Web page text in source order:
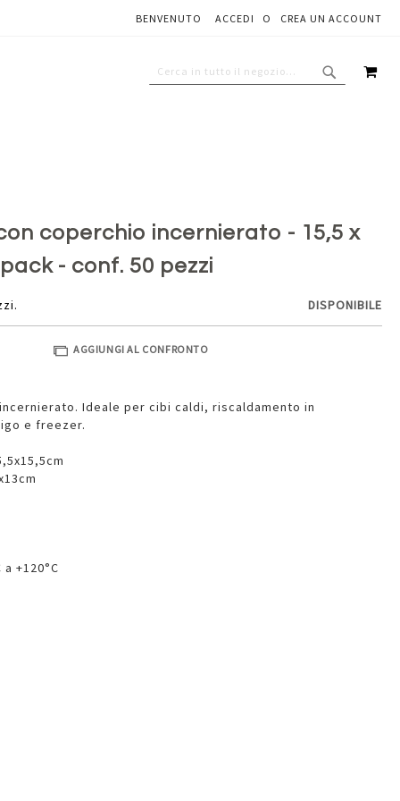
BENVENUTO ACCEDI CREA UN ACCOUNT
coperchio incernierato - 15,5 x
- conf. 50 pezzi
DISPONIBILE
AGGIUNGI AL CONFRONTO
Ideale per cibi caldi, riscaldamento in
e freezer.
+120°C